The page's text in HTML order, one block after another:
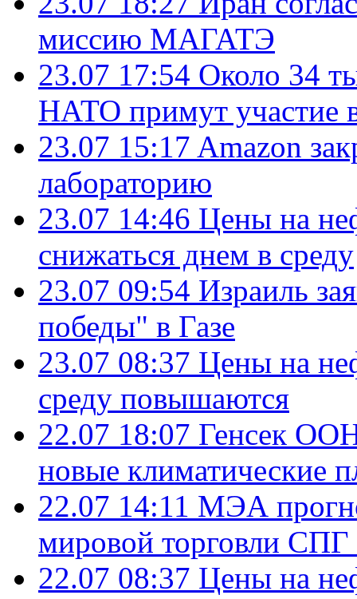
миссию МАГАТЭ
23.07 17:54 Около 34
НАТО примут участие
23.07 15:17 Amazon
лабораторию
23.07 14:46 Цены на
снижаться днем в среду
23.07 09:54 Израиль
победы" в Газе
23.07 08:37 Цены на
среду повышаются
22.07 18:07 Генсек ООН
новые климатические
22.07 14:11 МЭА
мировой торговли СПГ
22.07 08:37 Цены на